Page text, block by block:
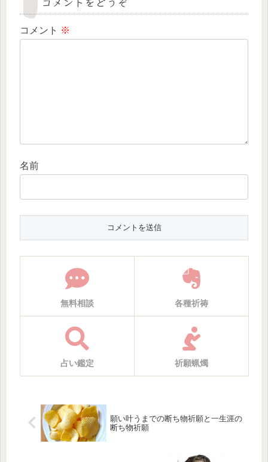
コメント ※
名前
無料相談 各種祈祷
占い鑑定 祈願蝋燭
願い叶うまでの断ち物祈願と一生涯の
断ち物祈願